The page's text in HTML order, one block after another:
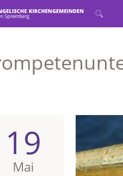
19
Mai